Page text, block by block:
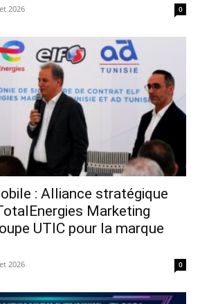
2026 0
: Alliance stratégique
Marketing
UTIC pour la marque
2026 0